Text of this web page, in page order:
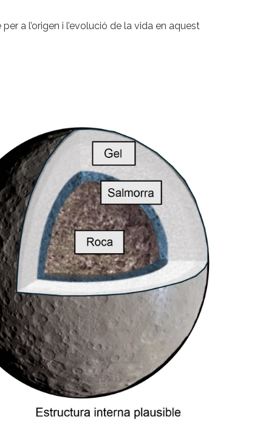
a l’origen i l’evolució de la vida en aquest